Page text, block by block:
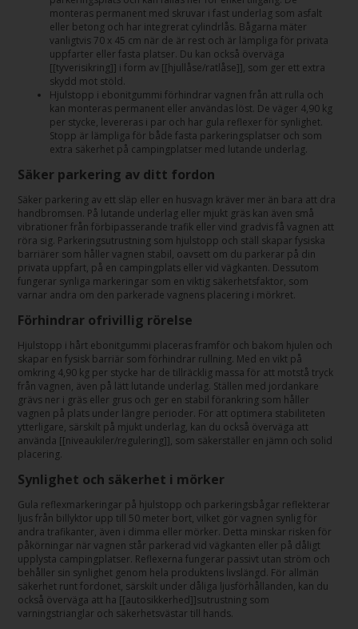
monteras permanent med skruvar i fast underlag som asfalt
eller betong och har integrerat cylindrlås. Bågarna mäter
vanligtvis 70 x 45 cm när de är rest och är lämpliga för privata
uppfarter eller fasta platser. Du kan också överväga
[[tyverisikring]] i form av [[hjullåse/ratlåse]], som ger ett extra
skydd mot stöld.
Hjulstopp i ebonitgummi förhindrar vagnen från att rulla och
kan monteras permanent eller användas löst. De väger 4,90 kg
per stycke, levereras i par och har gula reflexer för synlighet.
Stopp är lämpliga för både fasta parkeringsplatser och som
extra säkerhet på campingplatser med lutande underlag.
Säker parkering av ditt fordon
Säker parkering av ett släp eller en husvagn kräver mer än bara att dra
handbromsen. På lutande underlag eller mjukt gräs kan även små
vibrationer från förbipasserande trafik eller vind gradvis få vagnen att
röra sig. Parkeringsutrustning som hjulstopp och ställ skapar fysiska
barriärer som håller vagnen stabil, oavsett om du parkerar på din
privata uppfart, på en campingplats eller vid vägkanten. Dessutom
fungerar synliga markeringar som en viktig säkerhetsfaktor, som
varnar andra om den parkerade vagnens placering i mörkret.
Förhindrar ofrivillig rörelse
Hjulstopp i hårt ebonitgummi placeras framför och bakom hjulen och
skapar en fysisk barriär som förhindrar rullning. Med en vikt på
omkring 4,90 kg per stycke har de tillräcklig massa för att motstå tryck
från vagnen, även på lätt lutande underlag. Ställen med jordankare
grävs ner i gräs eller grus och ger en stabil förankring som håller
vagnen på plats under längre perioder. För att optimera stabiliteten
ytterligare, särskilt på mjukt underlag, kan du också överväga att
använda [[niveaukiler/regulering]], som säkerställer en jämn och solid
placering.
Synlighet och säkerhet i mörker
Gula reflexmarkeringar på hjulstopp och parkeringsbågar reflekterar
ljus från billyktor upp till 50 meter bort, vilket gör vagnen synlig för
andra trafikanter, även i dimma eller mörker. Detta minskar risken för
påkörningar när vagnen står parkerad vid vägkanten eller på dåligt
upplysta campingplatser. Reflexerna fungerar passivt utan ström och
behåller sin synlighet genom hela produktens livslängd. För allmän
säkerhet runt fordonet, särskilt under dåliga ljusförhållanden, kan du
också överväga att ha [[autosikkerhed]]sutrustning som
varningstrianglar och säkerhetsvästar till hands.